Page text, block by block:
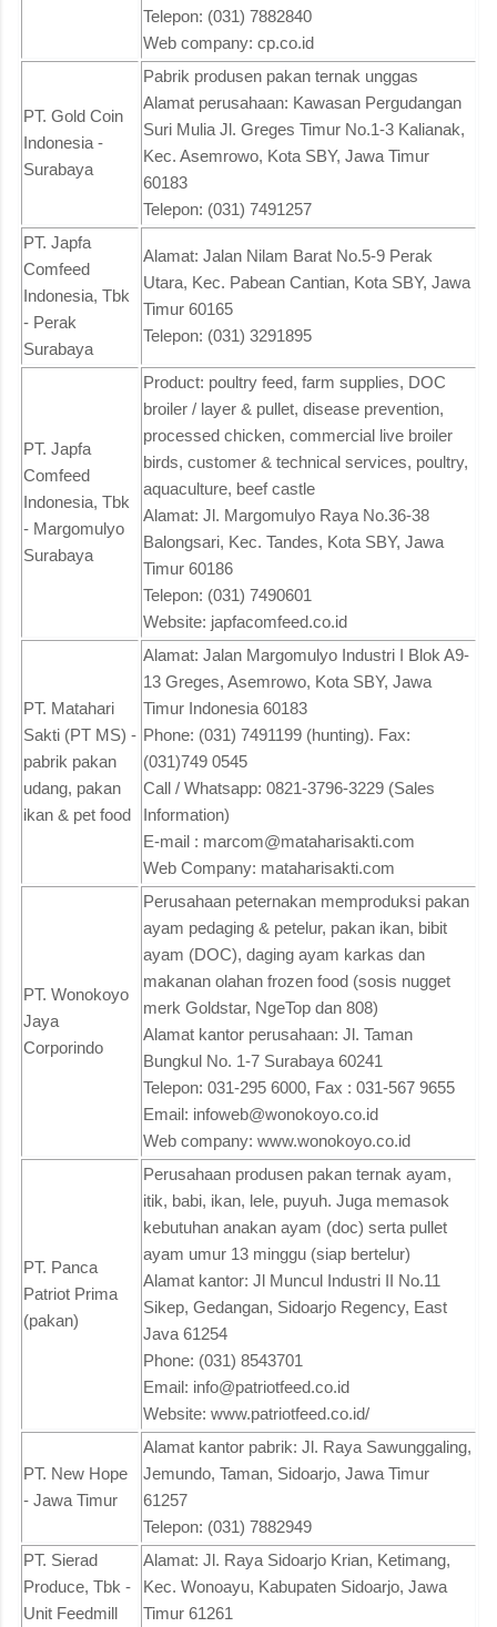
Telepon: (031) 7882840
Web company: cp.co.id
PT. Gold Coin
Indonesia -
Surabaya
Pabrik produsen pakan ternak unggas
Alamat perusahaan: Kawasan Pergudangan
Suri Mulia Jl. Greges Timur No.1-3 Kalianak,
Kec. Asemrowo, Kota SBY, Jawa Timur
60183
Telepon: (031) 7491257
PT. Japfa
Comfeed
Indonesia, Tbk
- Perak
Surabaya
Alamat: Jalan Nilam Barat No.5-9 Perak
Utara, Kec. Pabean Cantian, Kota SBY, Jawa
Timur 60165
Telepon: (031) 3291895
PT. Japfa
Comfeed
Indonesia, Tbk
- Margomulyo
Surabaya
Product: poultry feed, farm supplies, DOC
broiler / layer & pullet, disease prevention,
processed chicken, commercial live broiler
birds, customer & technical services, poultry,
aquaculture, beef castle
Alamat: Jl. Margomulyo Raya No.36-38
Balongsari, Kec. Tandes, Kota SBY, Jawa
Timur 60186
Telepon: (031) 7490601
Website: japfacomfeed.co.id
PT. Matahari
Sakti (PT MS) -
pabrik pakan
udang, pakan
ikan & pet food
Alamat: Jalan Margomulyo Industri I Blok A9-
13 Greges, Asemrowo, Kota SBY, Jawa
Timur Indonesia 60183
Phone: (031) 7491199 (hunting). Fax:
(031)749 0545
Call / Whatsapp: 0821-3796-3229 (Sales
Information)
E-mail : marcom@mataharisakti.com
Web Company: mataharisakti.com
PT. Wonokoyo
Jaya
Corporindo
Perusahaan peternakan memproduksi pakan
ayam pedaging & petelur, pakan ikan, bibit
ayam (DOC), daging ayam karkas dan
makanan olahan frozen food (sosis nugget
merk Goldstar, NgeTop dan 808)
Alamat kantor perusahaan: Jl. Taman
Bungkul No. 1-7 Surabaya 60241
Telepon: 031-295 6000, Fax : 031-567 9655
Email: infoweb@wonokoyo.co.id
Web company: www.wonokoyo.co.id
PT. Panca
Patriot Prima
(pakan)
Perusahaan produsen pakan ternak ayam,
itik, babi, ikan, lele, puyuh. Juga memasok
kebutuhan anakan ayam (doc) serta pullet
ayam umur 13 minggu (siap bertelur)
Alamat kantor: Jl Muncul Industri II No.11
Sikep, Gedangan, Sidoarjo Regency, East
Java 61254
Phone: (031) 8543701
Email: info@patriotfeed.co.id
Website: www.patriotfeed.co.id/
PT. New Hope
- Jawa Timur
Alamat kantor pabrik: Jl. Raya Sawunggaling,
Jemundo, Taman, Sidoarjo, Jawa Timur
61257
Telepon: (031) 7882949
PT. Sierad
Produce, Tbk -
Unit Feedmill
Alamat: Jl. Raya Sidoarjo Krian, Ketimang,
Kec. Wonoayu, Kabupaten Sidoarjo, Jawa
Timur 61261